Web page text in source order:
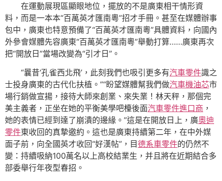
在運動展現區顯眼地位，擺放的不是廣東相干情形資
料，而是一本本“百萬英才匯南粵”招才手冊。甚至在媒體辦事
包中，廣東也特意預備了“百萬英才匯南粵”具體資料，向國內
外參會媒體先容廣東“百萬英才匯南粵”舉動打算……廣東再次
把“開放日”當場改變為“引才日”。
“曩昔‘孔雀西北飛’，此刻我們也吸引更多有汽車零件識之
士投身廣東的古代化扶植。”“盼望媒體幫我們做汽車機油芯市
場行銷做宣揚，接待大師來創業、來失業！林天秤，那個完
美主義者，正坐在她的平衡美學吧檯後面汽車零件進口商 ，
她的表情已經到達了崩潰的邊緣。”這是在開放日上，廣奧迪
零件東收回的真摯邀約。這也是廣東持續第二年，在中外媒
面子前，向全國英才收回“好漢帖”，目德系車零件的仍然不
變：持續吸納100萬名以上高校結業生，并且將在近期結合多
部委舉行年夜型春招。